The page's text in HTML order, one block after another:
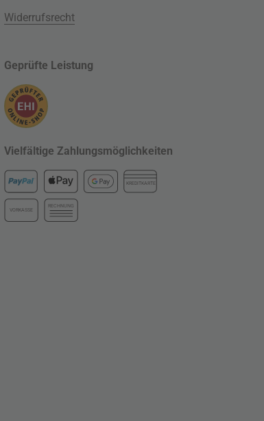
Widerrufsrecht
Geprüfte Leistung
Vielfältige Zahlungsmöglichkeiten
KREDITKARTE
VORKASSE
RECHNUNG